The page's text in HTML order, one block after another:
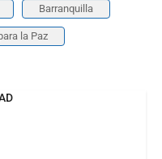
Barranquilla
la Paz